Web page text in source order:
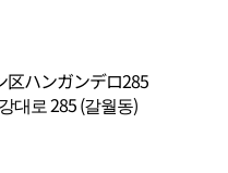
ハンガンデロ285
대로 285 (갈월동)